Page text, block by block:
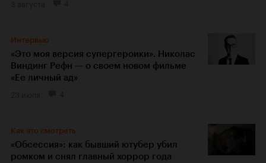
Интервью
«Это моя версия супергероики». Николас
Виндинг Рефн — о своем новом фильме
«Ее личный ад»
Как это смотреть
«Обсессия»: как бывший ютубер убил
ромком и снял главный хоррор года